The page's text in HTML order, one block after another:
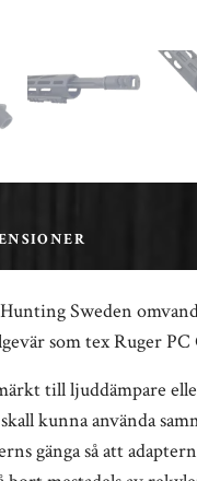
Sweden
som tex Ruger
till ljuddämpare
kunna använda
gänga så att